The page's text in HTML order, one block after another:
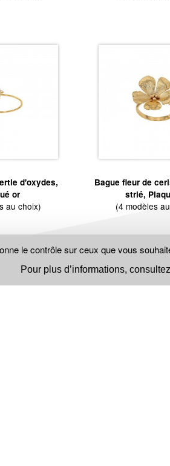
d'oxydes,
or
au choix)
Bague fleur de
strié,
(4 modèles
afficher la suite des articles...
le contrôle sur ceux que vous
Pour plus d’informations,